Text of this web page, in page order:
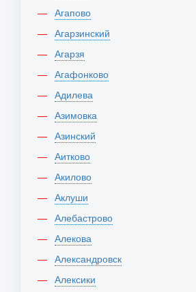
Агапово
Агарзинский
Агарзя
Агафонково
Адилева
Азимовка
Азинский
Аитково
Акилово
Аклуши
Алебастрово
Алекова
Александровск
Алексики